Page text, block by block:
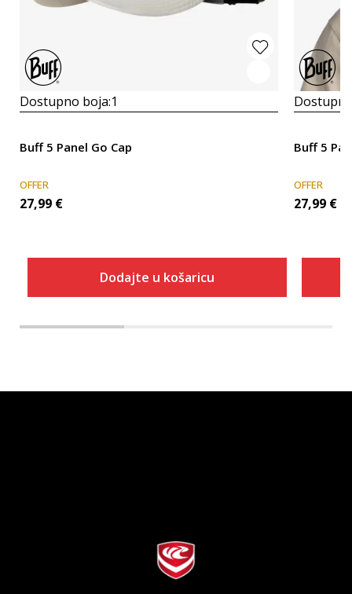
Dostupno boja:1
Buff 5 Panel Go Cap
OFFER
27,99 €
Dodajte u košaricu
Buff 5
OFFER
27,99 €